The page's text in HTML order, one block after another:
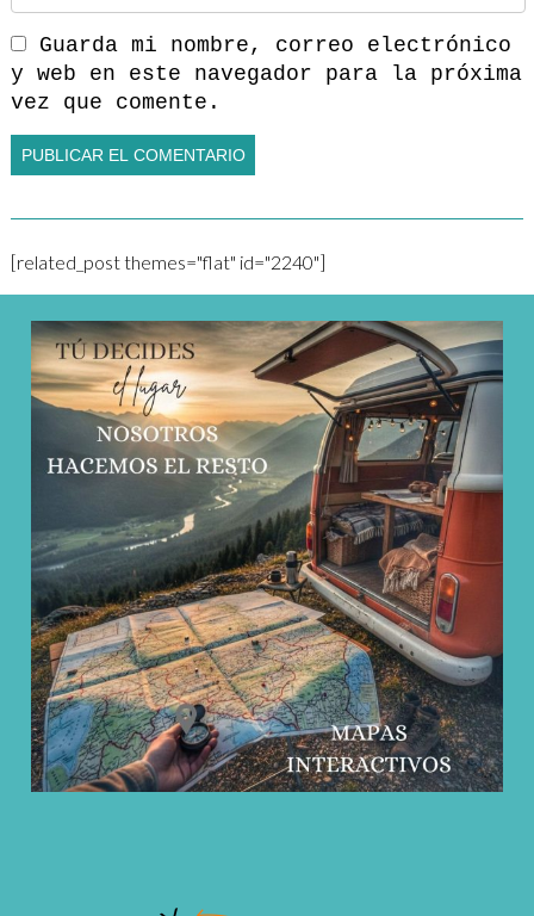
Guarda mi nombre, correo electrónico
y web en este navegador para la próxima
vez que comente.
[related_post themes="flat" id="2240"]